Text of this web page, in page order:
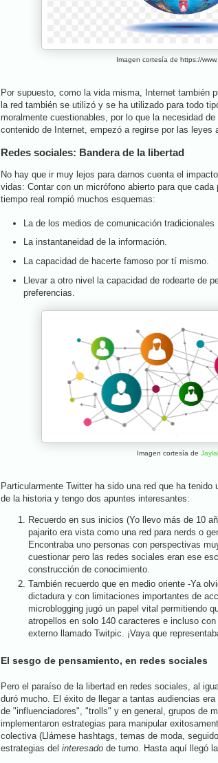
Imagen cortesía de https://
Por supuesto, como la vida misma, Internet también
la red también se utilizó y se ha utilizado para todo
moralmente cuestionables, por lo que la necesidad
contenido de Internet, empezó a regirse por las leyes
Redes sociales: Bandera de la libertad
No hay que ir muy lejos para darnos cuenta el
vidas: Contar con un micrófono abierto para que
tiempo real rompió muchos esquemas:
La de los medios de comunicación tradicionales
La instantaneidad de la información.
La capacidad de hacerte famoso por tí mismo.
Llevar a otro nivel la capacidad de rodearte de
preferencias.
Imagen cortesía de
Particularmente Twitter ha sido una red que ha
de la historia y tengo dos apuntes interesantes:
Recuerdo en sus inicios (Yo llevo más de 10
pajarito era vista como una red para nerds o
Encontraba uno personas con perspectivas
cuestionar pero las redes sociales eran ese
construcción de conocimiento.
También recuerdo que en medio oriente -Ya
dictadura y con limitaciones importantes de
microblogging jugó un papel vital permitiendo
atropellos en solo 140 caracteres e incluso
externo llamado Twitpic. ¡Vaya que
El sesgo de pensamiento, en redes sociales
Pero el paraíso de la libertad en redes sociales, al
duró mucho. El éxito de llegar a tantas audiencias
de "influenciadores", "trolls" y en general, grupos de
implementaron estrategias para manipular
colectiva (Llámese hashtags, temas de moda,
estrategias del interesado de turno. Hasta aquí llegó la